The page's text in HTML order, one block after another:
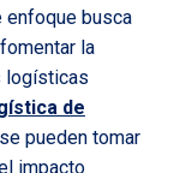
enfoque busca
la
logísticas
de
pueden tomar
impacto